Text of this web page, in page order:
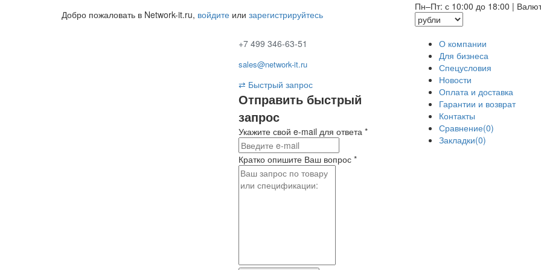
Добро пожаловать в Network-it.ru, войдите или зарегистрируйтесь
Пн–Пт: с 10:00 до 18:00 |
О компании
Для бизнеса
Спецусловия
Новости
Оплата и доставка
Гарантии и возврат
Контакты
Сравнение(0)
Закладки(0)
+7 499 346-63-51
sales@network-it.ru
⇄ Быстрый запрос
Отправить быстрый
запрос
Укажите свой e-mail для ответа *
Кратко опишите Ваш вопрос *